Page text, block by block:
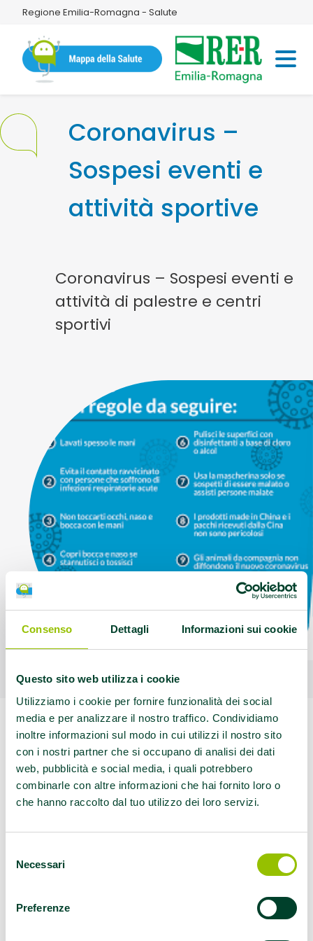
Consenso Dettagli Informazioni sui cookie
Questo sito web utilizza i cookie
Utilizziamo i cookie per fornire funzionalità dei social
media e per analizzare il nostro traffico. Condividiamo
inoltre informazioni sul modo in cui utilizzi il nostro sito
con i nostri partner che si occupano di analisi dei dati
web, pubblicità e social media, i quali potrebbero
combinarle con altre informazioni che hai fornito loro o
che hanno raccolto dal tuo utilizzo dei loro servizi.
delNecessari
Preferenze
Regione Emilia-Romagna - Salute
Coronavirus –
Sospesi eventi e
attività sportive
Coronavirus – Sospesi eventi e
attività di palestre e centri
sportivi
Le misure in
vigore in Emilia-
Romagna per il
contenimento del